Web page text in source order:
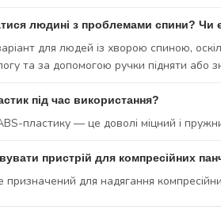
людині з проблемами спини? Чи
для людей із хворою спиною,
та за допомогою ручки підняти або
під час використання?
пластику — це доволі міцний і
пристрій для компресійних
для надягання